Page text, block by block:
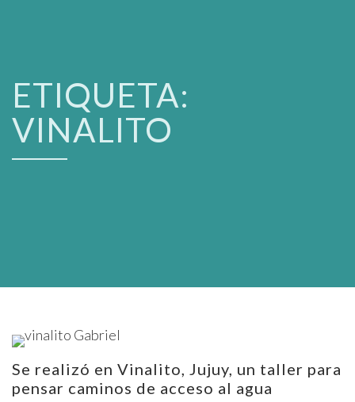
ETIQUETA:
VINALITO
Se realizó en Vinalito, Jujuy, un taller para
pensar caminos de acceso al agua